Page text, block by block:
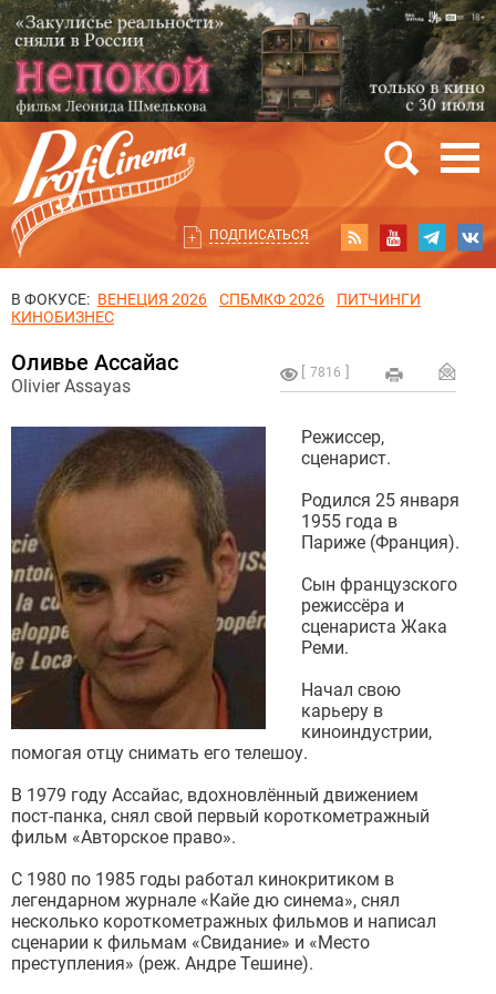
ПОДПИСАТЬСЯ
В ФОКУСЕ: ВЕНЕЦИЯ 2026 СПБМКФ 2026
ПИТЧИНГИ
КИНОБИЗНЕС
7816
Оливье Ассайас
Olivier Assayas
Режиссер,
сценарист.
Родился 25 января
1955 года в
Париже (Франция).
Сын французского
режиссёра и
сценариста Жака
Реми.
Начал свою
карьеру в
киноиндустрии,
помогая отцу снимать его телешоу.
В 1979 году Ассайас, вдохновлённый движением
пост-панка, снял свой первый короткометражный
фильм «Авторское право».
С 1980 по 1985 годы работал кинокритиком в
легендарном журнале «Кайе дю синема», снял
несколько короткометражных фильмов и написал
сценарии к фильмам «Свидание» и «Место
преступления» (реж. Андре Тешине).